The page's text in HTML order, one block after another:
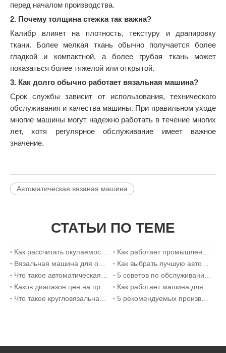
перед началом производства.
2. Почему толщина стежка так важна?
Калибр влияет на плотность, текстуру и драпировку
ткани. Более мелкая ткань обычно получается более
гладкой и компактной, а более грубая ткань может
показаться более тяжелой или открытой.
3. Как долго обычно работает вязальная машина?
Срок службы зависит от использования, технического
обслуживания и качества машины. При правильном уходе
многие машины могут надежно работать в течение многих
лет, хотя регулярное обслуживание имеет важное
значение.
Автоматическая вязаная машина
СТАТЬИ ПО ТЕМЕ